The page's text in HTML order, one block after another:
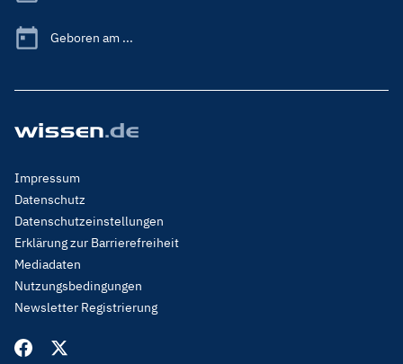
Geboren am ...
Footer
Menu
Legal
Impressum
Datenschutz
Datenschutzeinstellungen
Erklärung zur Barrierefreiheit
Mediadaten
Nutzungsbedingungen
Newsletter Registrierung